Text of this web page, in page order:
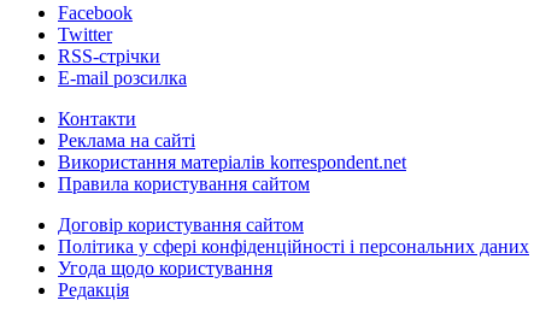
Facebook
Twitter
RSS-стрічки
E-mail розсилка
Контакти
Реклама на сайті
Використання матеріалів korrespondent.net
Правила користування сайтом
Договір користування сайтом
Політика у сфері конфіденційності і персональних даних
Угода щодо користування
Редакція